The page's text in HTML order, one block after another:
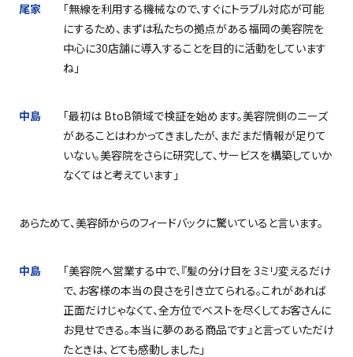
尾家
「無線を利用する機械なので、すぐにトラブル対応が可能
にするため、まずは私たちの拠点がある福岡の美容院を
中心に30店舗に導入することを目的に活動をしています
ね」
中島 「最初はBtoB領域で検証を始めます。美容院側のニーズ
があることはわかってきましたが、まだまだ情報が足りて
いない。美容院をさらに研究して、サービスを構築していか
なくてはと考えています」
あらためて、美容師からのフィードバックに驚いていると言います。
中島 「美容院へ営業する中で、『髪の分け目を3ミリ変えるだけ
で、お客様の本当の良さを引き立てられる。これがあれば
正面だけじゃなくて、全方位でベストを尽くしてお客さんに
お見せできる。本当に夢のある商品です』と言っていただけ
たときは、とても感動しました」